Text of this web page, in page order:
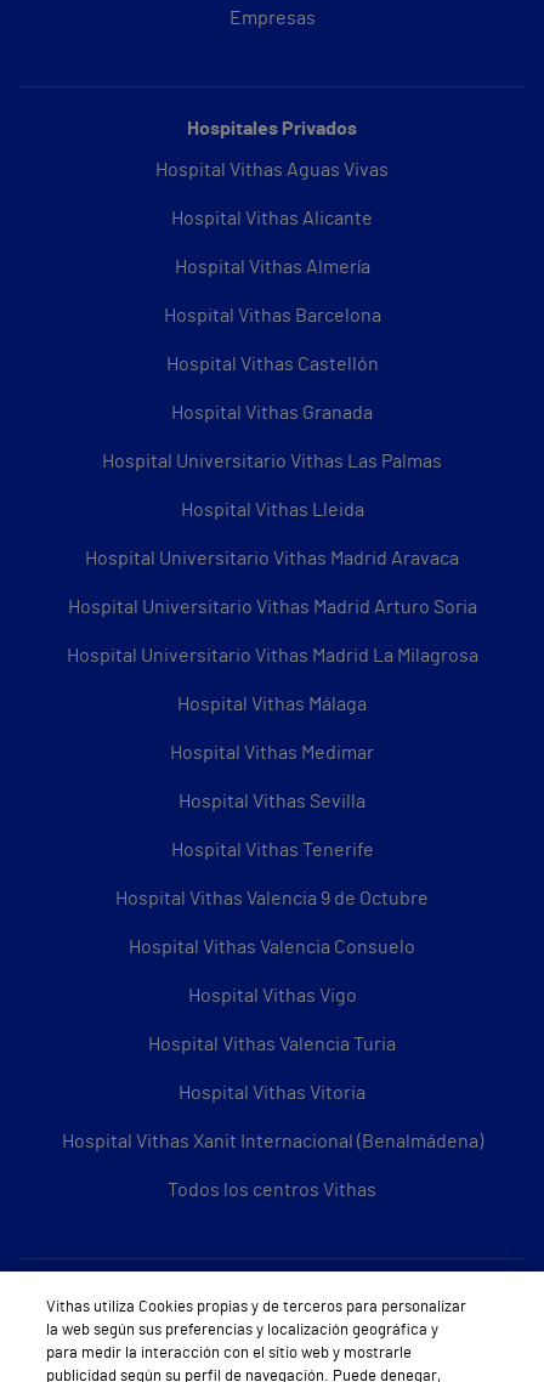
Empresas
Hospitales Privados
Hospital Vithas Aguas Vivas
Hospital Vithas Alicante
Hospital Vithas Almería
Hospital Vithas Barcelona
Hospital Vithas Castellón
Hospital Vithas Granada
Hospital Universitario Vithas Las Palmas
Hospital Vithas Lleida
Hospital Universitario Vithas Madrid Aravaca
Hospital Universitario Vithas Madrid Arturo Soria
Hospital Universitario Vithas Madrid La Milagrosa
Hospital Vithas Málaga
Hospital Vithas Medimar
Hospital Vithas Sevilla
Hospital Vithas Tenerife
Hospital Vithas Valencia 9 de Octubre
Hospital Vithas Valencia Consuelo
Hospital Vithas Vigo
Hospital Vithas Valencia Turia
Hospital Vithas Vitoria
Hospital Vithas Xanit Internacional (Benalmádena)
Todos los centros Vithas
Sobre Vithas
Quiénes somos
Vithas utiliza Cookies propias y de terceros para personalizar
la web según sus preferencias y localización geográfica y
para medir la interacción con el sitio web y mostrarle
publicidad según su perfil de navegación. Puede denegar,